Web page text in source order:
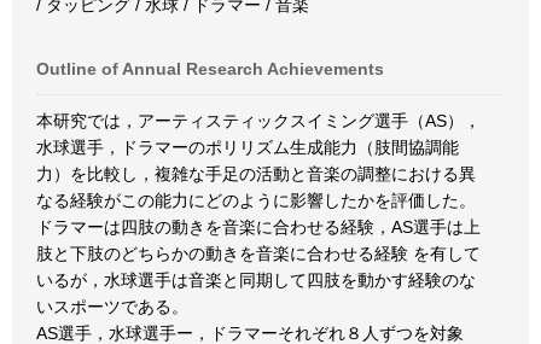
/ タッピング / 水球 / ドラマー / 音楽
Outline of Annual Research Achievements
本研究では，アーティスティックスイミング選手（AS），
水球選手，ドラマーのポリリズム生成能力（肢間協調能
力）を比較し，複雑な手足の活動と音楽の調整における異
なる経験がこの能力にどのように影響したかを評価した。
ドラマーは四肢の動きを音楽に合わせる経験，AS選手は上
肢と下肢のどちらかの動きを音楽に合わせる経験 を有して
いるが，水球選手は音楽と同期して四肢を動かす経験のな
いスポーツである。
AS選手，水球選手ー，ドラマーそれぞれ８人ずつを対象